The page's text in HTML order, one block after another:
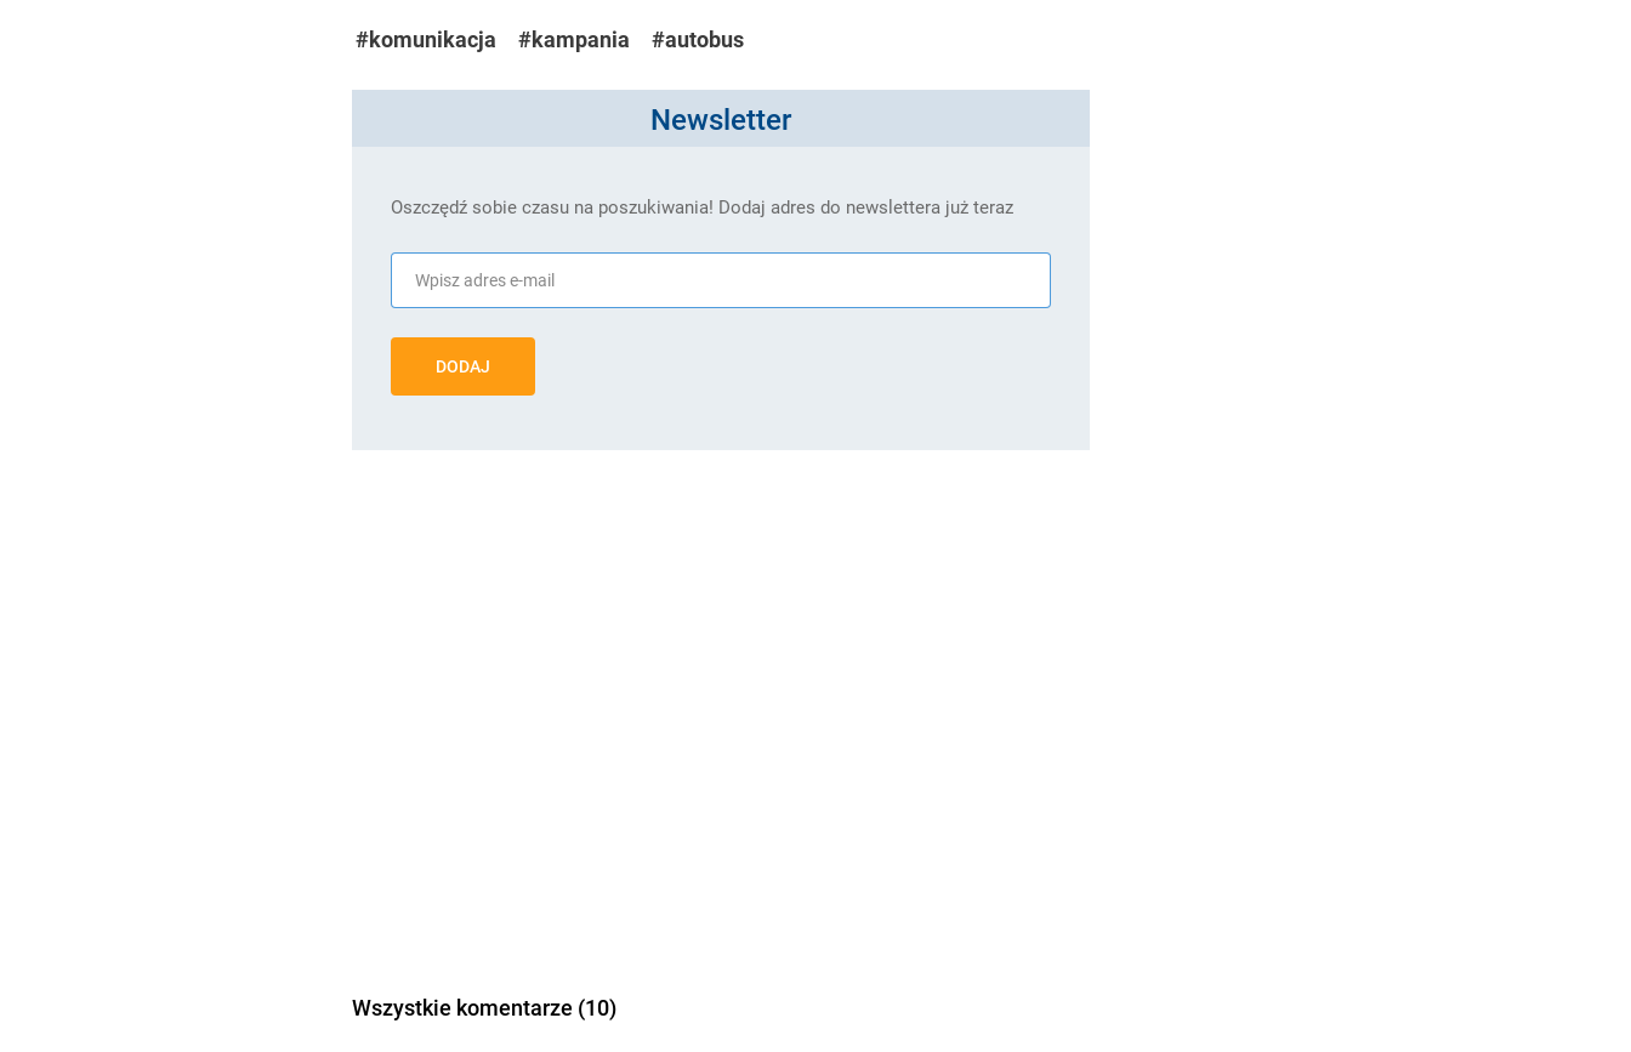
#komunikacja #kampania #autobus
Newsletter
Oszczędź sobie czasu na poszukiwania! Dodaj adres do newslettera już teraz
DODAJ
Wszystkie komentarze (10)